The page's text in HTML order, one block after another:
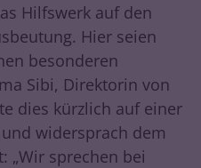
Hilfswerk auf den
Hier seien
besonderen
Sibi, Direktorin von
dies kürzlich auf einer
widersprach dem
„Wir sprechen bei